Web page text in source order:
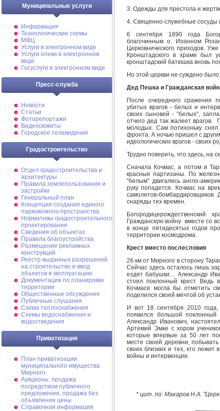
Муниципальные услуги
Информация
Технологические схемы
МФЦ
Услуги в электронном виде
Услуги опеки в электронном
виде
Госуслуги в электронном виде
Пресс-служба
Новости
Статьи
Фоторепортажи
Видеосюжеты
Городское телевидение
Градостроительство
Отдел градостроительства и
архитектуры
Правила землепользования и
застройки
Генеральный план
Концепция создания единого
парковочного пространства
Нормативы градостроительного
проектирования
Сведения об объектах
Правила благоустройства
Размещение рекламных
конструкций
Реестр выданных разрешений
на строительство и ввод
объектов в эксплуатацию
Документация по планировке
территории
Общественные обсуждения
Публичные слушания
Схема теплоснабжения
Схемы водоснабжения и
водоотведения
Приватизация
План приватизации
муниципального имущества
Мирного
Аукционы, продажа
посредством публичного
предложения, продажа без
объявления цены
Справочная информация
3. Одежды для престола и
4. Священно-служебные сосуды
6 сентября 1890 года
благочинным о. Иоанном
Церковнического приходов.
Кронштадского в храме был
кронштадский батюшка вновь
Но этой церкви не суждено
Дед Пешка и Гражданская
После очередного сражения
убитых врагов - белых и
своих сыновей - "белых",
отчего дед так жалеет
молодых. Сам потихоньку
фронта. А ночью пришел с
идеологических врагов - своих
Трудно поверить, что здесь, на
Сначала Кочмас, а потом и
красные партизаны. По
"белым" двигались англо-
руку попадется. Кочмас на
самолетов-
снаряды тех времен.
Богородицерождественский
Гражданскую войну вместе со
в конце пятидесятых годов
территории космодрома.
Крест вместо послесловия
26 км от Мирного в сторону
Сейчас здесь осталось лишь
ездят бабушки… Александр
стоял поклонный крест. Ведь
Кочмасе могла бы отметить
поделился своей мечтой об
И вот 18 сентября 2010
появился большой
Александр Иванович,
Артемий Эмке с хором
которые впервые за 50 лет
месте своей деревни,
своих близких и тех, кто лежит
войны и интервенции.
* цит. по: Макаров Н.А.